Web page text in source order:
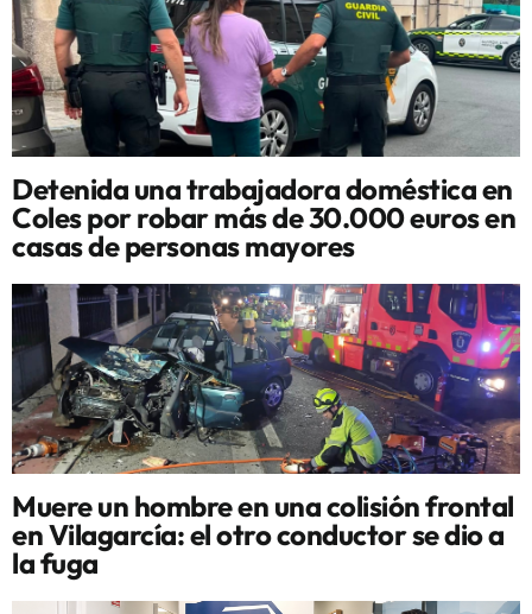
Detenida una trabajadora doméstica en
Coles por robar más de 30.000 euros en
casas de personas mayores
Muere un hombre en una colisión frontal
en Vilagarcía: el otro conductor se dio a
la fuga